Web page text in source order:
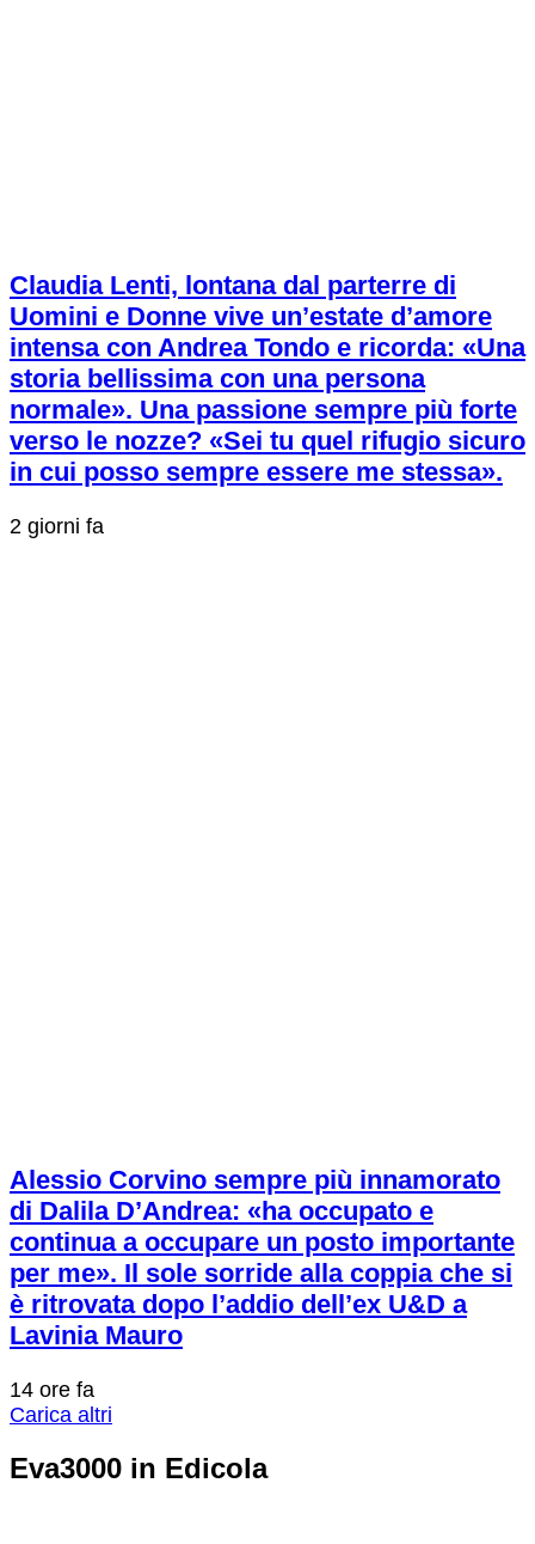
Claudia Lenti, lontana dal parterre di
Uomini e Donne vive un’estate d’amore
intensa con Andrea Tondo e ricorda: «Una
storia bellissima con una persona
normale». Una passione sempre più forte
verso le nozze? «Sei tu quel rifugio sicuro
in cui posso sempre essere me stessa».
2 giorni fa
Alessio Corvino sempre più innamorato
di Dalila D’Andrea: «ha occupato e
continua a occupare un posto importante
per me». Il sole sorride alla coppia che si
è ritrovata dopo l’addio dell’ex U&D a
Lavinia Mauro
14 ore fa
Carica altri
Eva3000 in Edicola